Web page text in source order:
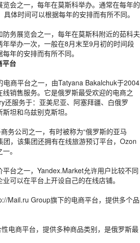
会之一，每年在莫斯科举办。通常在每年的
体时间可以根据每年的安排而有所不同。
务展览会之一，每年在莫斯科附近的茹科夫
举办一次，一般在8月末至9月初的时间段
年的安排而有所不同。
平台
商平台之一，由Tatyana Bakalchuk于2004
销售服务。它是俄罗斯最受欢迎的电商之
还服务于：亚美尼亚、阿塞拜疆、白俄罗
坦和乌兹别克斯坦。
务公司之一，有时被称为“俄罗斯的亚马
团，该集团还拥有在线旅游预订平台，Ozon
。
台之一，Yandex.Market允许用户比较不同
可以在平台上开设自己的在线店铺。
Mail.ru Group旗下的电商平台，提供多个品
电商平台，提供多种商品类别，是俄罗斯最